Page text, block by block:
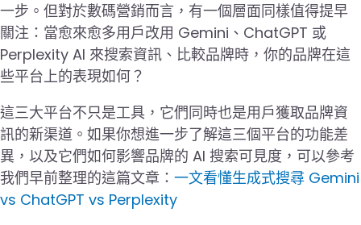
一步。但對於數碼營銷而言，有一個層面同樣值得提早
關注：當愈來愈多用戶改用 Gemini、ChatGPT 或
Perplexity AI 來搜索資訊、比較品牌時，你的品牌在這
些平台上的表現如何？
這三大平台不只是工具，它們同時也是用戶獲取品牌資
訊的新渠道。如果你想進一步了解這三個平台的功能差
異，以及它們如何影響品牌的 AI 搜索可見度，可以參考
我們早前整理的這篇文章： 一文看懂生成式搜尋 Gemini
vs ChatGPT vs Perplexity